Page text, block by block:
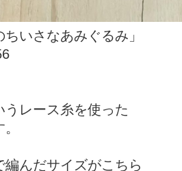
ちいさなあみぐるみ」
レース糸を使った
んだサイズがこちら